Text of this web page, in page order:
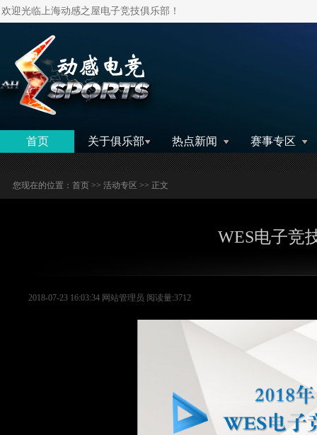
欢迎光临上海动感之屋电子竞技俱乐部！
首页 关于俱乐部 热点新闻 赛事专区
您现在的位置： 首页 >> 活动专区 >> 正文
WES电子竞
2018-07-23 16:03:34 网站管理员 阅读量:3712